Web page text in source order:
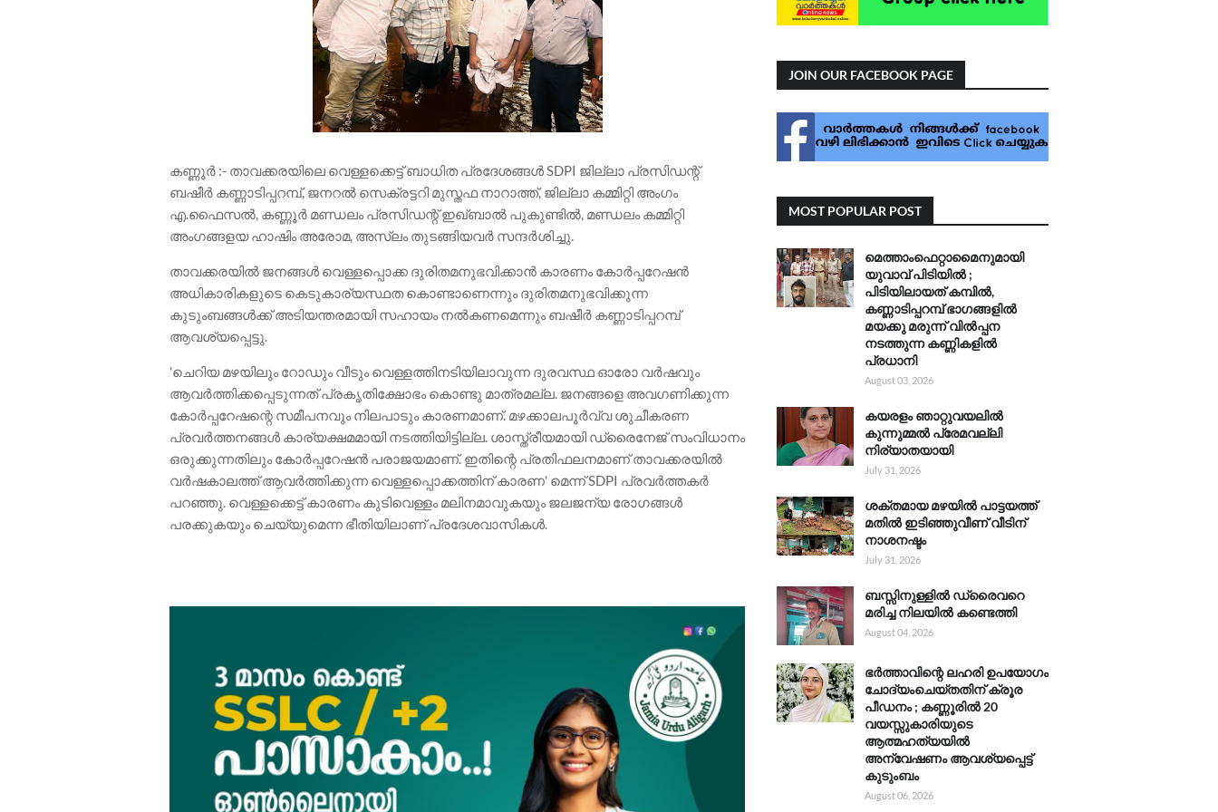
കണ്ണൂർ :- താവക്കരയിലെ വെള്ളക്കെട്ട് ബാധിത പ്രദേശങ്ങൾ SDPI ജില്ലാ പ്രസിഡന്റ്‌
ബഷീർ കണ്ണാടിപ്പറമ്പ്, ജനറൽ സെക്രട്ടറി മുസ്തഫ നാറാത്ത്, ജില്ലാ കമ്മിറ്റി അംഗം
എ.ഫൈസൽ, കണ്ണൂർ മണ്ഡലം പ്രസിഡന്റ്‌ ഇഖ്‌ബാൽ പുകുണ്ടിൽ, മണ്ഡലം കമ്മിറ്റി
അംഗങ്ങളയ ഹാഷിം അരോമ, അസ്‌ലം തുടങ്ങിയവർ സന്ദർശിച്ചു.
താവക്കരയിൽ ജനങ്ങൾ വെള്ളപ്പൊക്ക ദുരിതമനുഭവിക്കാൻ കാരണം കോർപ്പറേഷൻ
അധികാരികളുടെ കെടുകാര്യസ്ഥത കൊണ്ടാണെന്നും ദുരിതമനുഭവിക്കുന്ന
കുടുംബങ്ങൾക്ക് അടിയന്തരമായി സഹായം നൽകണമെന്നും ബഷീർ കണ്ണാടിപ്പറമ്പ്
ആവശ്യപ്പെട്ടു.
'ചെറിയ മഴയിലും റോഡും വീടും വെള്ളത്തിനടിയിലാവുന്ന ദുരവസ്ഥ ഓരോ വർഷവും
ആവർത്തിക്കപ്പെടുന്നത് പ്രകൃതിക്ഷോഭം കൊണ്ടു മാത്രമല്ല. ജനങ്ങളെ അവഗണിക്കുന്ന
കോർപ്പറേഷന്റെ സമീപനവും നിലപാടും കാരണമാണ്. മഴക്കാലപൂർവ്വ ശുചീകരണ
പ്രവർത്തനങ്ങൾ കാര്യക്ഷമമായി നടത്തിയിട്ടില്ല. ശാസ്ത്രീയമായി ഡ്രൈനേജ് സംവിധാനം
ഒരുക്കുന്നതിലും കോർപ്പറേഷൻ പരാജയമാണ്. ഇതിന്റെ പ്രതിഫലനമാണ് താവക്കരയിൽ
വർഷകാലത്ത് ആവർത്തിക്കുന്ന വെള്ളപ്പൊക്കത്തിന് കാരണ' മെന്ന് SDPI പ്രവർത്തകർ
പറഞ്ഞു. വെള്ളക്കെട്ട് കാരണം കുടിവെള്ളം മലിനമാവുകയും ജലജന്യ രോഗങ്ങൾ
പരക്കുകയും ചെയ്യുമെന്ന ഭീതിയിലാണ് പ്രദേശവാസികൾ.
JOIN OUR FACEBOOK PAGE
MOST POPULAR POST
മെത്താംഫെറ്റാമൈനുമായി
യുവാവ് പിടിയിൽ ;
പിടിയിലായത് കമ്പിൽ,
കണ്ണാടിപ്പറമ്പ് ഭാഗങ്ങളിൽ
മയക്കു മരുന്ന് വിൽപ്പന
നടത്തുന്ന കണ്ണികളിൽ
പ്രധാനി
August 03, 2026
കയരളം ഞാറ്റുവയലിൽ
കുന്നുമ്മൽ പ്രേമവല്ലി
നിര്യാതയായി
July 31, 2026
ശക്തമായ മഴയിൽ പാട്ടയത്ത്
മതിൽ ഇടിഞ്ഞുവീണ് വീടിന്
നാശനഷ്ടം
July 31, 2026
ബസ്സിനുള്ളിൽ ഡ്രൈവറെ
മരിച്ച നിലയിൽ കണ്ടെത്തി
August 04, 2026
ഭർത്താവിന്റെ ലഹരി ഉപയോഗം
ചോദ്യംചെയ്തതിന് ക്രൂര
പീഡനം ; കണ്ണൂരിൽ 20
വയസ്സുകാരിയുടെ
ആത്മഹത്യയിൽ
അന്വേഷണം ആവശ്യപ്പെട്ട്
കുടുംബം
August 06, 2026